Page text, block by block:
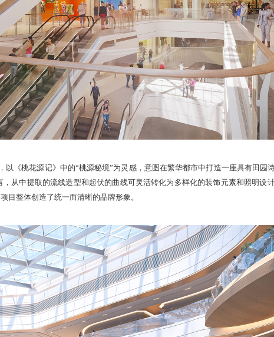
以《桃花源记》中的“桃源秘境”为灵感，意图在繁华都市中打造一座具有田园
从中提取的流线造型和起伏的曲线可灵活转化为多样化的装饰元素和照明设
目整体创造了统一而清晰的品牌形象。